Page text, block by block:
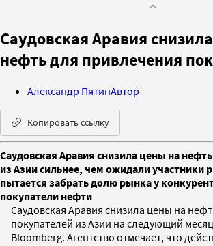
Саудовская Аравия
нефть для привлечения
Александр ПятинАвтор
Копировать ссылку
Саудовская Аравия снизила цены на
из Азии сильнее, чем ожидали участники
пытается забрать долю рынка у
покупатели нефти
Саудовская Аравия снизила цены на
покупателей из Азии на следующий
Bloomberg. Агентство отмечает, что